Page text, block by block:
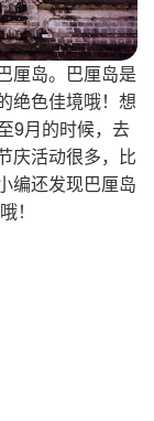
厘岛。巴厘岛是
绝色佳境哦！想
9月的时候，去
庆活动很多，比
编还发现巴厘岛
！